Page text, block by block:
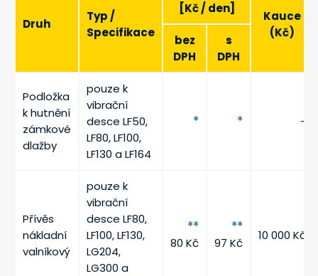
Druh
Typ /
Specifikace
[Kč / den]
Kauce
(Kč)
bez
DPH
s
DPH
Podložka
k hutnění
zámkové
dlažby
pouze k
vibrační
desce LF50,
LF80, LF100,
LF130 a LF164
* * -
Přívěs
nákladní
valníkový
pouze k
vibrační
desce LF80,
LF100, LF130,
LG204,
LG300 a
**
80 Kč
**
97 Kč
10 000 Kč